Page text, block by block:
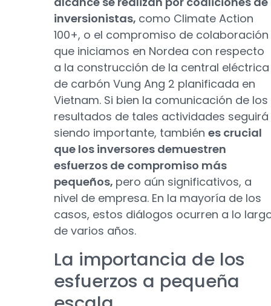
inversionistas, como Climate Action
100+, o el compromiso de colaboración
que iniciamos en Nordea con respecto
a la construcción de la central eléctrica
de carbón Vung Ang 2 planificada en
Vietnam. Si bien la comunicación de los
resultados de tales actividades seguirá
siendo importante, también es crucial
que los inversores demuestren
esfuerzos de compromiso más
pequeños, pero aún significativos, a
nivel de empresa. En la mayoría de los
casos, estos diálogos ocurren a lo
de varios años.
La importancia de los
esfuerzos a pequeña